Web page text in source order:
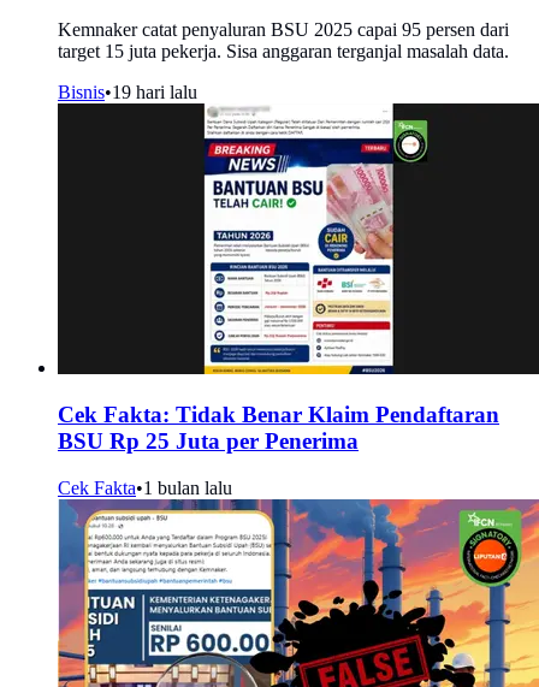
Kemnaker catat penyaluran BSU 2025 capai 95 persen dari
target 15 juta pekerja. Sisa anggaran terganjal masalah data.
Bisnis•19 hari lalu
Cek Fakta: Tidak Benar Klaim Pendaftaran
BSU Rp 25 Juta per Penerima
Cek Fakta•1 bulan lalu